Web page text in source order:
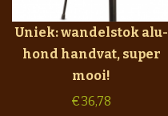
Uniek: wandelstok alu-
hond handvat, super
mooi!
€36,78